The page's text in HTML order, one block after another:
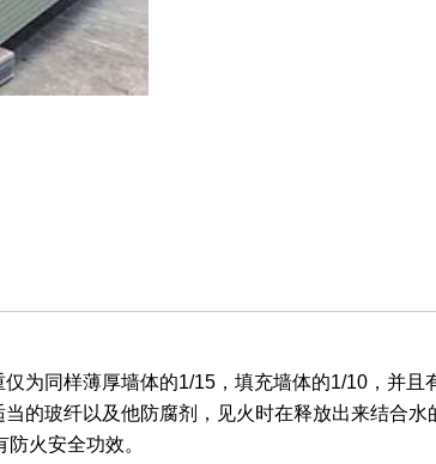
为同样薄厚墙体的1/15，填充墙体的1/10，并且
的玻纤以及他防腐剂，见火时在释放出来结合
火安全功效。